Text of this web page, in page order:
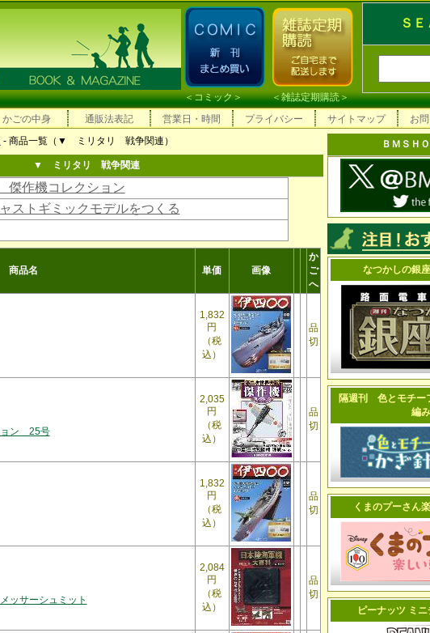
ＳＥ
＜コミック＞ ＜雑誌定期購読＞
かごの中身 通販法表記 営業日・時間 プライバシー サイトマップ お
- 商品一覧（▼ ミリタリ 戦争関連）
▼ ミリタリ 戦争関連
作機コレクション
ストギミックモデルをつくる
商品名 単価 画像
か
ご
へ
1,832
円
（税
込）
品
切
ョン 25号
2,035
円
（税
込）
品
切
1,832
円
（税
込）
品
切
ッサーシュミット
2,084
円
（税
込）
品
切
ＢＭＳＨ
なつかしの銀
隔週刊 色とモチー
編み
くまのプーさん
ピーナッツ ミ